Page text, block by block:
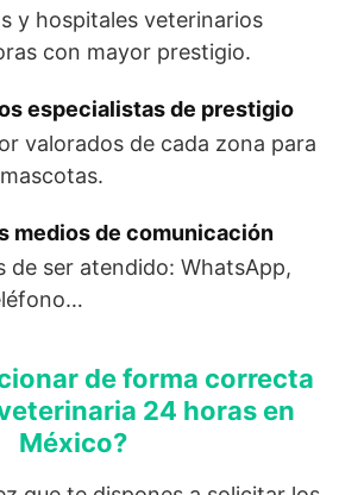
y hospitales veterinarios
con mayor prestigio.
especialistas de prestigio
valorados de cada zona para
medios de comunicación
de ser atendido: WhatsApp,
de forma correcta
24 horas en
México?